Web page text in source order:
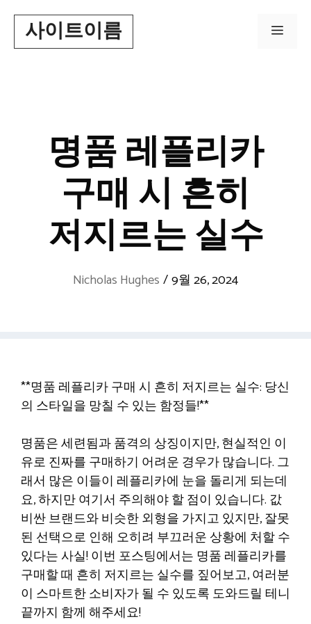
content사이트이름 Menu
명품 레플리카
구매 시 흔히
저지르는 실수
Nicholas Hughes /9월 26, 2024
**명품 레플리카 구매 시 흔히 저지르는 실수: 당신
의 스타일을 망칠 수 있는 함정들!**
명품은 세련됨과 품격의 상징이지만, 현실적인 이
유로 진짜를 구매하기 어려운 경우가 많습니다. 그
래서 많은 이들이 레플리카에 눈을 돌리게 되는데
요, 하지만 여기서 주의해야 할 점이 있습니다. 값
비싼 브랜드와 비슷한 외형을 가지고 있지만, 잘못
된 선택으로 인해 오히려 부끄러운 상황에 처할 수
있다는 사실! 이번 포스팅에서는 명품 레플리카를
구매할 때 흔히 저지르는 실수를 짚어보고, 여러분
이 스마트한 소비자가 될 수 있도록 도와드릴 테니
끝까지 함께 해주세요!